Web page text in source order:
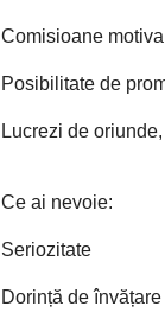
Comisioane
Posibilitate de
Lucrezi de
Ce ai nevoie:
Seriozitate
Dorință de învățare